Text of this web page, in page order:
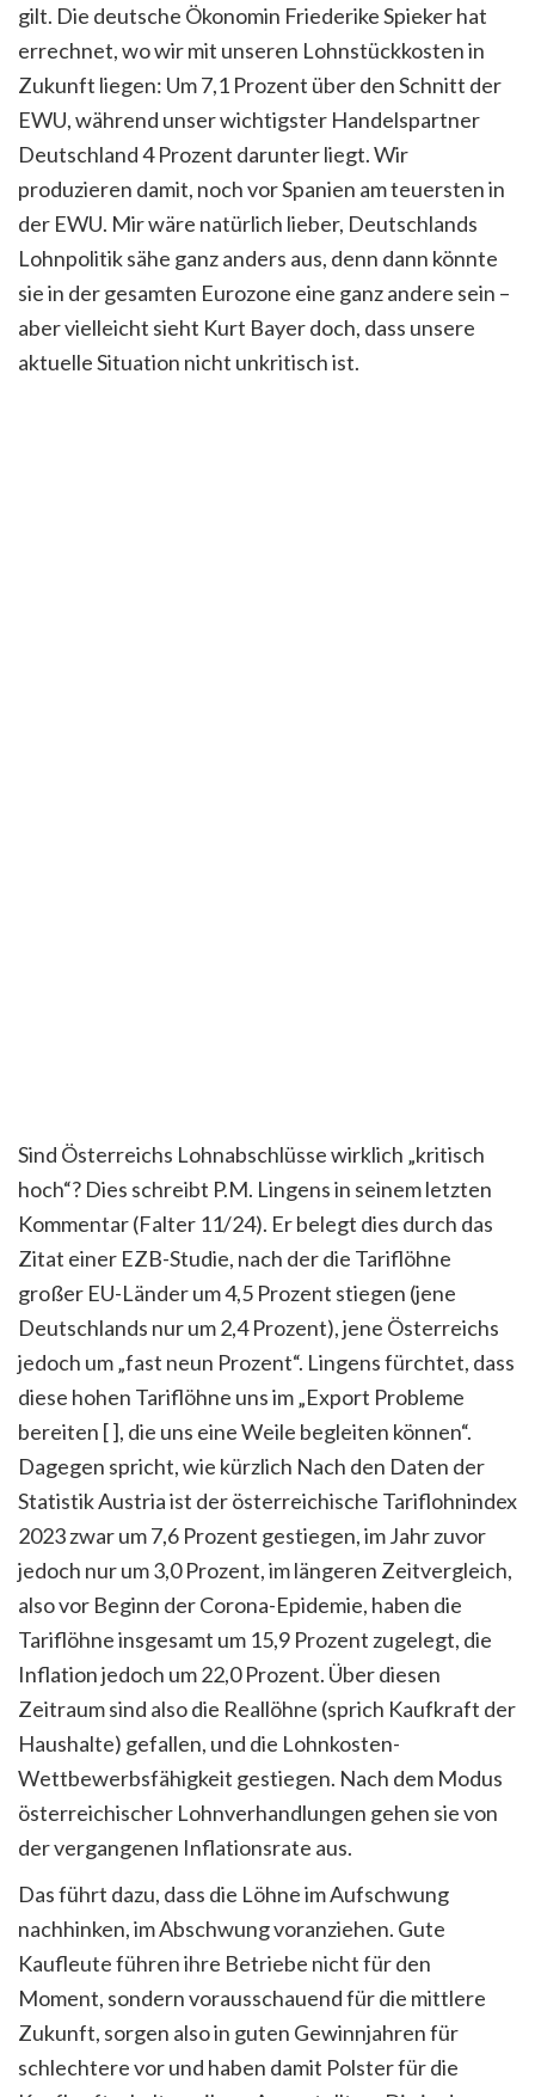
gilt. Die deutsche Ökonomin Friederike Spieker hat
errechnet, wo wir mit unseren Lohnstückkosten in
Zukunft liegen: Um 7,1 Prozent über den Schnitt der
EWU, während unser wichtigster Handelspartner
Deutschland 4 Prozent darunter liegt. Wir
produzieren damit, noch vor Spanien am teuersten in
der EWU. Mir wäre natürlich lieber, Deutschlands
Lohnpolitik sähe ganz anders aus, denn dann könnte
sie in der gesamten Eurozone eine ganz andere sein –
aber vielleicht sieht Kurt Bayer doch, dass unsere
aktuelle Situation nicht unkritisch ist.
Sind Österreichs Lohnabschlüsse wirklich „kritisch
hoch“? Dies schreibt P.M. Lingens in seinem letzten
Kommentar (Falter 11/24). Er belegt dies durch das
Zitat einer EZB-Studie, nach der die Tariflöhne
großer EU-Länder um 4,5 Prozent stiegen (jene
Deutschlands nur um 2,4 Prozent), jene Österreichs
jedoch um „fast neun Prozent“. Lingens fürchtet, dass
diese hohen Tariflöhne uns im „Export Probleme
bereiten [ ], die uns eine Weile begleiten können“.
Dagegen spricht, wie kürzlich Nach den Daten der
Statistik Austria ist der österreichische Tariflohnindex
2023 zwar um 7,6 Prozent gestiegen, im Jahr zuvor
jedoch nur um 3,0 Prozent, im längeren Zeitvergleich,
also vor Beginn der Corona-Epidemie, haben die
Tariflöhne insgesamt um 15,9 Prozent zugelegt, die
Inflation jedoch um 22,0 Prozent. Über diesen
Zeitraum sind also die Reallöhne (sprich Kaufkraft der
Haushalte) gefallen, und die Lohnkosten-
Wettbewerbsfähigkeit gestiegen. Nach dem Modus
österreichischer Lohnverhandlungen gehen sie von
der vergangenen Inflationsrate aus.
Das führt dazu, dass die Löhne im Aufschwung
nachhinken, im Abschwung voranziehen. Gute
Kaufleute führen ihre Betriebe nicht für den
Moment, sondern vorausschauend für die mittlere
Zukunft, sorgen also in guten Gewinnjahren für
schlechtere vor und haben damit Polster für die